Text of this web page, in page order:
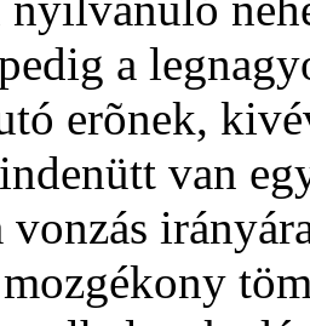
a
erõnek,
van
vonzás